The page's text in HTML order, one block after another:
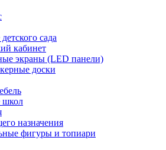
сада
кабинет
экраны (LED панели)
доски
школ
назначения
фигуры и топиари